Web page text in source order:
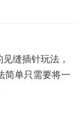
缝插针玩法，
简单只需要将一